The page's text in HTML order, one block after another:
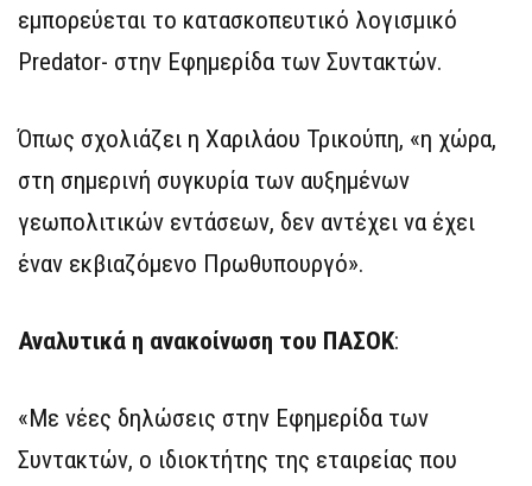
εμπορεύεται το κατασκοπευτικό λογισμικό
Predator- στην Εφημερίδα των Συντακτών.
Όπως σχολιάζει η Χαριλάου Τρικούπη, «η χώρα,
στη σημερινή συγκυρία των αυξημένων
γεωπολιτικών εντάσεων, δεν αντέχει να έχει
έναν εκβιαζόμενο Πρωθυπουργό».
Αναλυτικά η ανακοίνωση του ΠΑΣΟΚ:
«Με νέες δηλώσεις στην Εφημερίδα των
Συντακτών, ο ιδιοκτήτης της εταιρείας που